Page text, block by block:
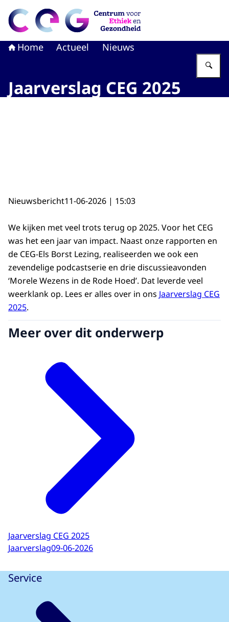
Naar de homepage van CEG - Centrum voor Ethiek en
Home Actueel Nieuws
Jaarverslag CEG 2025
Nieuwsbericht11-06-2026 | 15:03
We kijken met veel trots terug op 2025. Voor het CEG
was het een jaar van impact. Naast onze rapporten en
de CEG-Els Borst Lezing, realiseerden we ook een
zevendelige podcastserie en drie discussieavonden
‘Morele Wezens in de Rode Hoed’. Dat leverde veel
weerklank op. Lees er alles over in ons Jaarverslag CEG
2025.
Meer over dit onderwerp
Jaarverslag CEG 2025
Jaarverslag09-06-2026
Service